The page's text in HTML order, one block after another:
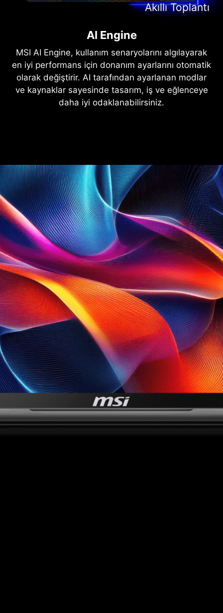
Akıllı Eğlence
Akıllı İçerik Üretimi
Akıllı Toplantı
Akıllı Oyun
AI Engine
MSI AI Engine, kullanım senaryolarını algılayarak
en iyi performans için donanım ayarlarını otomatik
olarak değiştirir. AI tarafından ayarlanan modlar
ve kaynaklar sayesinde tasarım, iş ve eğlenceye
daha iyi odaklanabilirsiniz.